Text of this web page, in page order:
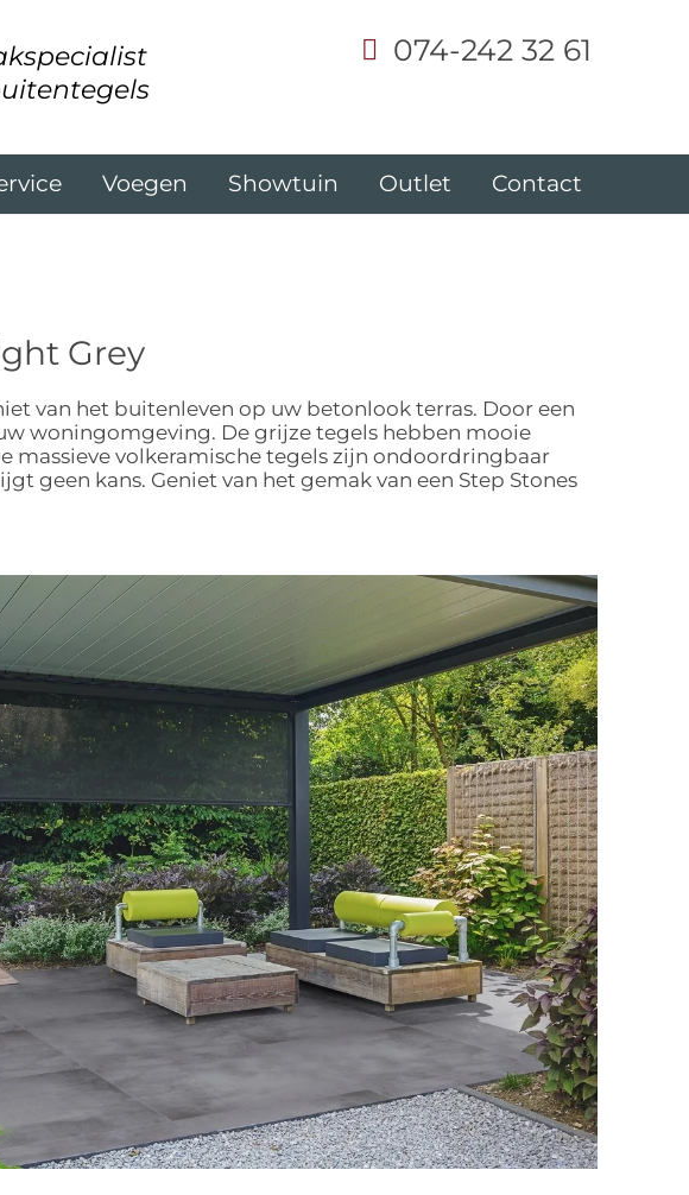
074-242 32 61
Voegen Showtuin Outlet Contact
Grey
van het buitenleven op uw betonlook terras. Door een
woningomgeving. De grijze tegels hebben mooie
massieve volkeramische tegels zijn ondoordringbaar
geen kans. Geniet van het gemak van een Step Stones